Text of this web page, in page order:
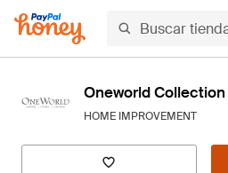
Oneworld Collection
HOME IMPROVEMENT